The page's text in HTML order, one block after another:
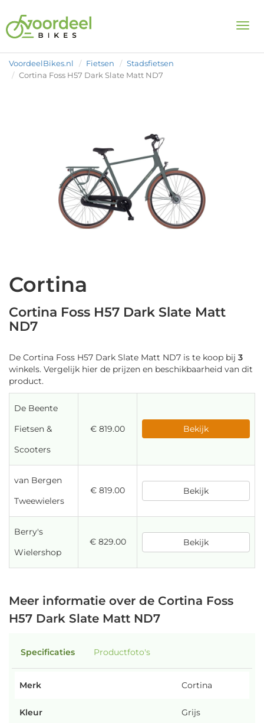
VoordeelBikes.nl Fietsen
Stadsfietsen
Cortina Foss H57 Dark Slate Matt ND7
Cortina
Cortina Foss H57 Dark Slate Matt
ND7
De Cortina Foss H57 Dark Slate Matt ND7 is te koop bij 3
winkels. Vergelijk hier de prijzen en beschikbaarheid van dit
product.
De Beente
Fietsen &
Scooters
€ 819.00 Bekijk
van Bergen
Tweewielers
€ 819.00 Bekijk
Berry's
Wielershop
€ 829.00 Bekijk
Meer informatie over de Cortina Foss
H57 Dark Slate Matt ND7
Specificaties Productfoto's
Merk Cortina
Kleur Grijs